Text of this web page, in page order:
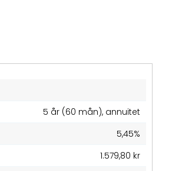
5 år (60 mån), annuitet
5,45%
1.579,80 kr